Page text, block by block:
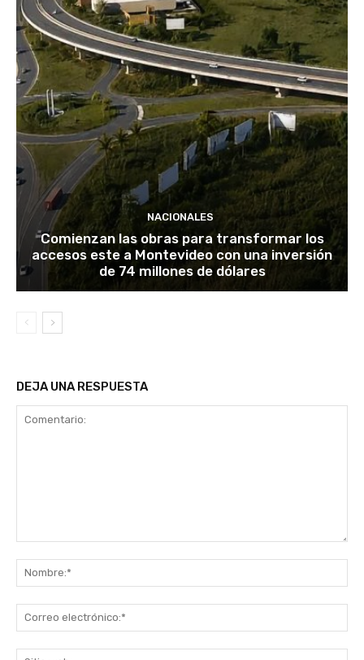
NACIONALES
Comienzan las obras para transformar los
accesos este a Montevideo con una inversión
de 74 millones de dólares
DEJA UNA RESPUESTA